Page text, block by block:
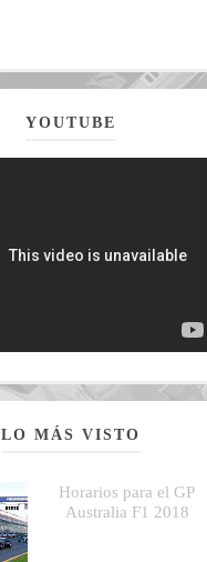
YOUTUBE
LO MÁS VISTO
Horarios para el GP
Australia F1 2018